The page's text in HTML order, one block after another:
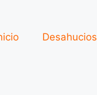
Desahucios